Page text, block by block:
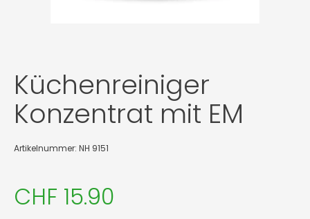
Küchenreiniger
Konzentrat mit EM
Artikelnummer: NH 9151
CHF 15.90